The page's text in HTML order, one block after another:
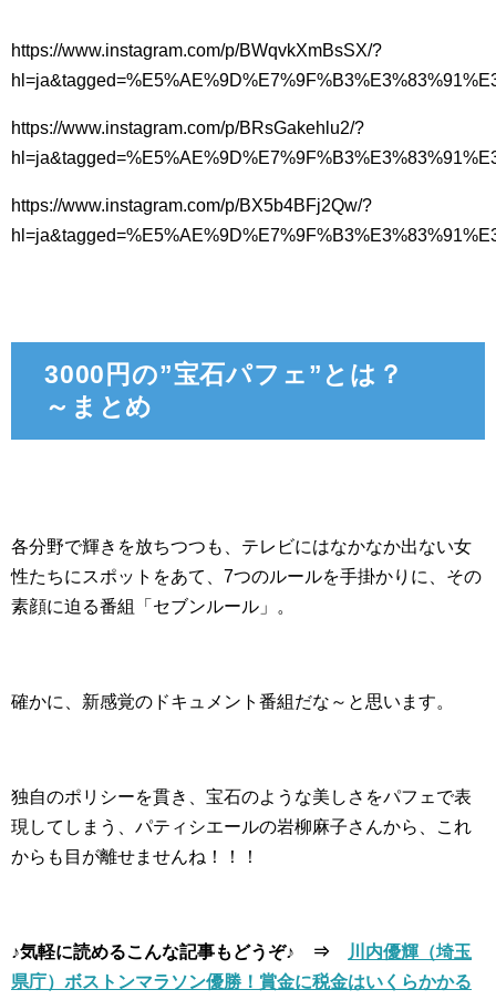
https://www.instagram.com/p/BWqvkXmBsSX/?
https://www.instagram.com/p/BRsGakehlu2/?
https://www.instagram.com/p/BX5b4BFj2Qw/?
3000円の”宝石パフェ”とは？
～まとめ
各分野で輝きを放ちつつも、テレビにはなかなか出ない女
性たちにスポットをあて、7つのルールを手掛かりに、その
素顔に迫る番組「セブンルール」。
確かに、新感覚のドキュメント番組だな～と思います。
独自のポリシーを貫き、宝石のような美しさをパフェで表
現してしまう、パティシエールの岩柳麻子さんから、これ
からも目が離せませんね！！！
♪気軽に読めるこんな記事もどうぞ♪ ⇒
川内優輝（埼玉
県庁）ボストンマラソン優勝！賞金に税金はいくらかかる